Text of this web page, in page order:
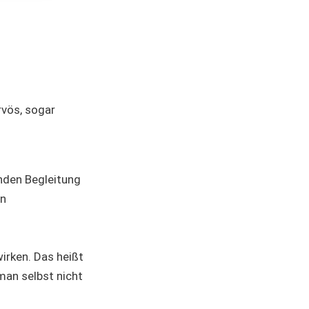
sogar
Begleitung
Das heißt
selbst nicht